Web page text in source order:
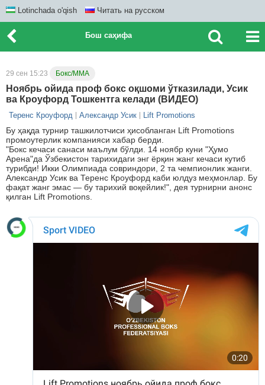
Lotinchada o'qish Читать на русском
Бош саҳифа
29 сен 15:23 Бокс/ММА
Ноябрь ойида проф бокс оқшоми ўтказилади, Усик
ва Кроуфорд Тошкентга келади (ВИДЕО)
Теренс Кроуфорд Александр Усик Lift Promotions
Бу ҳақда турнир ташкилотчиси ҳисобланган Lift Promotions
промоутерлик компанияси хабар берди.
"Бокс кечаси санаси маълум бўлди. 14 ноябр куни "Ҳумо
Арена"да Ўзбекистон тарихидаги энг ёрқин жанг кечаси кутиб
турибди! Икки Олимпиада совриндори, 2 та чемпионлик жанги.
Александр Усик ва Теренс Кроуфорд каби юлдуз меҳмонлар. Бу
фақат жанг эмас — бу тарихий воқейлик!", дея турнирни анонс
қилган Lift Promotions.